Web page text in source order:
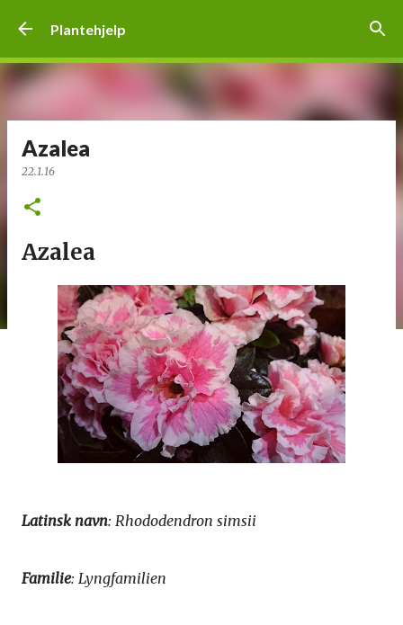
Plantehjelp
Azalea
22.1.16
Azalea
Latinsk navn: Rhododendron simsii
Familie: Lyngfamilien